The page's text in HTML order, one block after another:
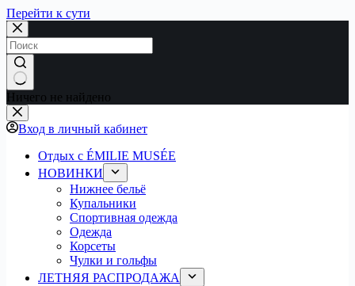
Перейти к сути
Ничего не найдено
Вход в личный кабинет
Отдых с ÉMILIE MUSÉE
НОВИНКИ
Нижнее бельё
Купальники
Спортивная одежда
Одежда
Корсеты
Чулки и гольфы
ЛЕТНЯЯ РАСПРОДАЖА